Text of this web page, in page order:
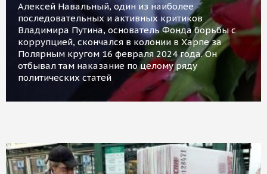
Алексей Навальный, один из наиболее
последовательных и активных критиков
Владимира Путина, основатель Фонда борьбы с
коррупцией, скончался в колонии в Харпе за
Полярным кругом 16 февраля 2024 года. Он
отбывал там наказание по целому ряду
политических статей